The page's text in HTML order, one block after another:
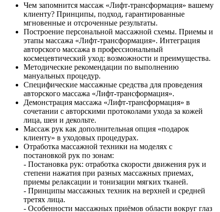
Чем запомнится массаж «Лифт-трансформация» вашему
клиенту? Принципы, подход, гарантированные
мгновенные и отсроченные результаты.
Построение персональной массажной схемы. Приемы и
этапы массажа «Лифт-трансформация». Интеграция
авторского массажа в профессиональный
космецевтический уход: возможности и преимущества.
Методические рекомендации по выполнению
мануальных процедур.
Специфические массажные средства для проведения
авторского массажа «Лифт-трансформация».
Демонстрация массажа «Лифт-трансформация» в
сочетании с авторскими протоколами ухода за кожей
лица, шеи и декольте.
Массаж рук как дополнительная опция «подарок
клиенту» в уходовых процедурах.
Отработка массажной техники на моделях с
постановкой рук по зонам:
- Постановка рук: отработка скорости движения рук и
степени нажатия при разных массажных приемах,
приемы релаксации и тонизации мягких тканей.
- Принципы массажных техник на верхней и средней
третях лица.
- Особенности массажных приёмов области вокруг глаз